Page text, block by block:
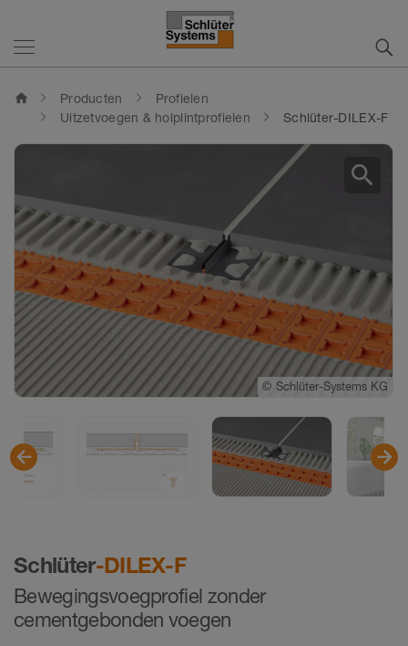
home Producten
Profielen
Uitzetvoegen & holplintprofielen
Schlüter-DILEX-F
Schlüter-DILEX-F
Bewegingsvoegprofiel zonder
cementgebonden voegen
© Schlüter-Systems KG
© Schlüter-Systems KG
© Schlüter-Systems KG
© Schlüter-Systems KG
© Schlüter-Systems KG
© Schlüter-Systems KG
© Schlüter-Systems KG
search